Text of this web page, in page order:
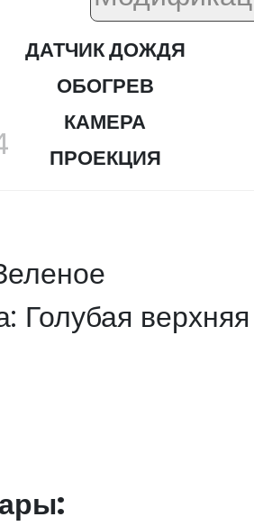
ДАТЧИК ДОЖДЯ
ОБОГРЕВ
КАМЕРА
ПРОЕКЦИЯ
Голубая